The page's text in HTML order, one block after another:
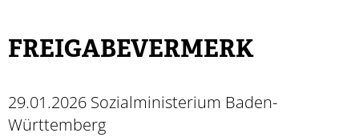
FREIGABEVERMERK
29.01.2026 Sozialministerium Baden-
Württemberg